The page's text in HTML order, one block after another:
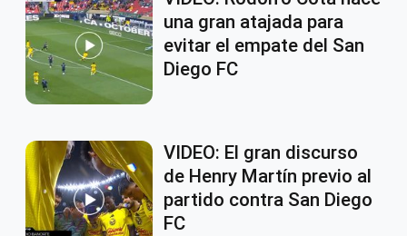
una gran atajada para
evitar el empate del San
Diego FC
VIDEO: El gran discurso
de Henry Martín previo al
partido contra San Diego
FC